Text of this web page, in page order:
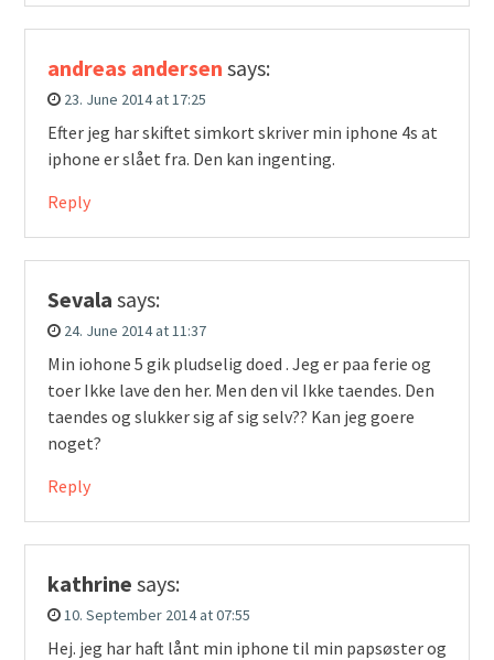
andreas andersen says:
23. June 2014 at 17:25
Efter jeg har skiftet simkort skriver min iphone 4s at
iphone er slået fra. Den kan ingenting.
Reply
Sevala says:
24. June 2014 at 11:37
Min iohone 5 gik pludselig doed . Jeg er paa ferie og
toer Ikke lave den her. Men den vil Ikke taendes. Den
taendes og slukker sig af sig selv?? Kan jeg goere
noget?
Reply
kathrine says:
10. September 2014 at 07:55
Hej. jeg har haft lånt min iphone til min papsøster og